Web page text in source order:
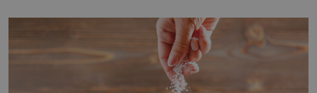
Když se ke mně doneslo, že si manžel pořídil milenku,